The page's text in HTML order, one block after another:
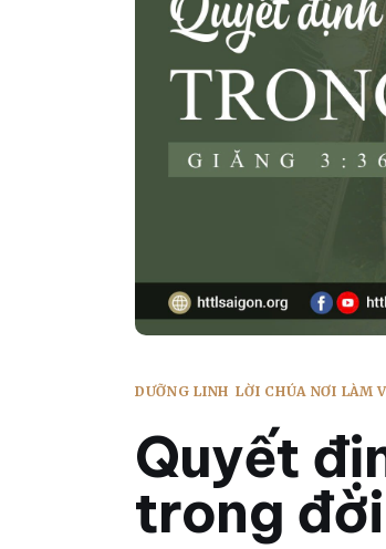
DƯỠNG LINH LỜI CHÚA NƠI LÀM
Quyết
trong đời